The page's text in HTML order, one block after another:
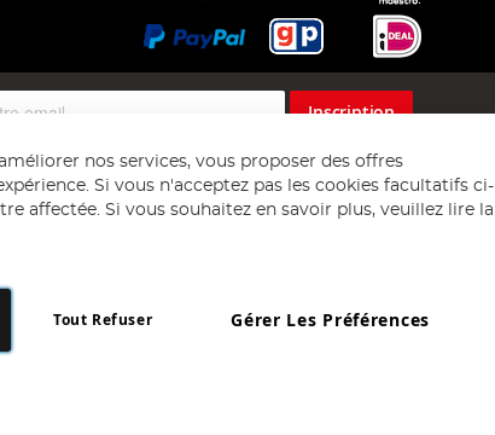
Inscription
- 2026AD NL B.V . Tous droits réservés.
nos services, vous proposer des offres
Si vous n'acceptez pas les cookies facultatifs ci-
affectée. Si vous souhaitez en savoir plus, veuillez lire la
Gérer Les Préférences
Tout Refuser